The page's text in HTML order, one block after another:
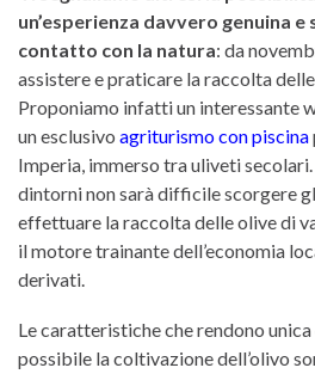
un’esperienza davvero genuina
contatto con la natura: da
assistere e praticare la raccolta
Proponiamo infatti un interessante
un esclusivo agriturismo con piscina
Imperia, immerso tra uliveti
dintorni non sarà difficile scorgere
effettuare la raccolta delle olive di
il motore trainante dell’economia
derivati.
Le caratteristiche che rendono
possibile la coltivazione dell’olivo